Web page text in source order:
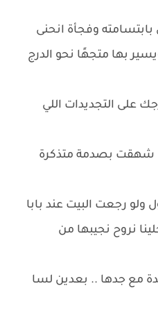
وفجأة انحنى
بها متجهًا نحو الدرج
على التجديدات اللي
شهقت بصدمة متذكرة
ولو رجعت البيت عند بابا
نروح نجيبها من
مع جدها .. بعدين لسا